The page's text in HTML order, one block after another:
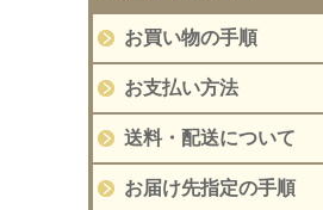
お買い物の手順
お支払い方法
送料・配送について
お届け先指定の手順